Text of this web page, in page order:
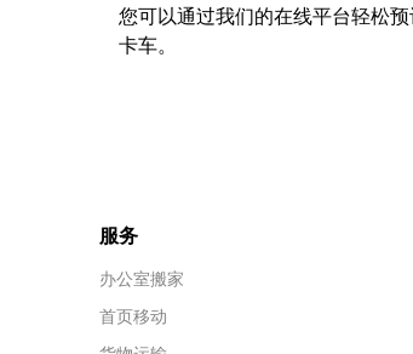
您可以通过我们的在线平台轻松
卡车。
服务
办公室搬家
首页移动